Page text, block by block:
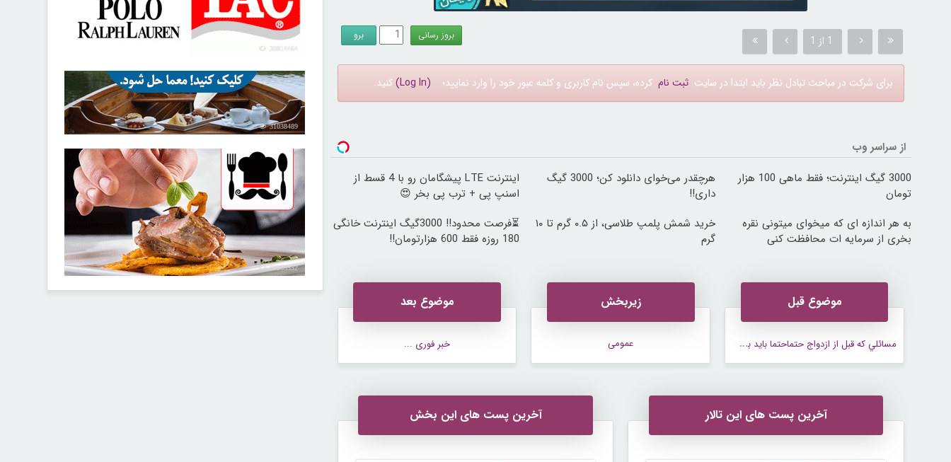
1 از 1
برای شرکت در مباحث تبادل نظر باید ابتدا در سایت ثبت نام کرده، سپس نام کاربری و کلمه عبور خود را وارد نمایید؛ (Log In) کنید.
از سراسر وب
3000 گیگ اینترنت؛ فقط ماهی 100 هزار
تومان
هرچقدر می‌خوای دانلود کن؛ 3000 گیگ
داری!!
اینترنت LTE پیشگامان رو با 4 قسط از
اسنپ پی + ترب پی بخر 😍
به هر اندازه ای که میخوای میتونی نقره
بخری از سرمایه ات محافظت کنی
خرید شمش پلمپ طلاسی، از ۰.۵ گرم تا ۱۰
گرم
⏳فرصت محدود!! 3000گیگ اینترنت خانگی
180 روزه فقط 600 هزارتومان!!
موضوع قبل
م
سائلي كه قبل از ازدواج حتماحتما بايد بخواني؟!
زیربخش
عمومی
موضوع بعد
خبر فوری ...
آخرین پست های این تالار آخرین پست های این بخش
31038489
30253332